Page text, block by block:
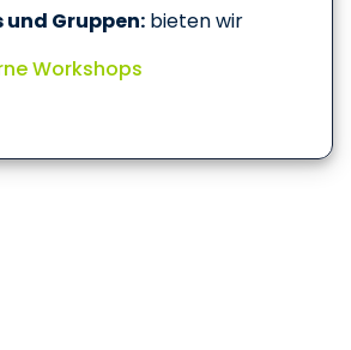
und Gruppen:bieten wir
Workshops